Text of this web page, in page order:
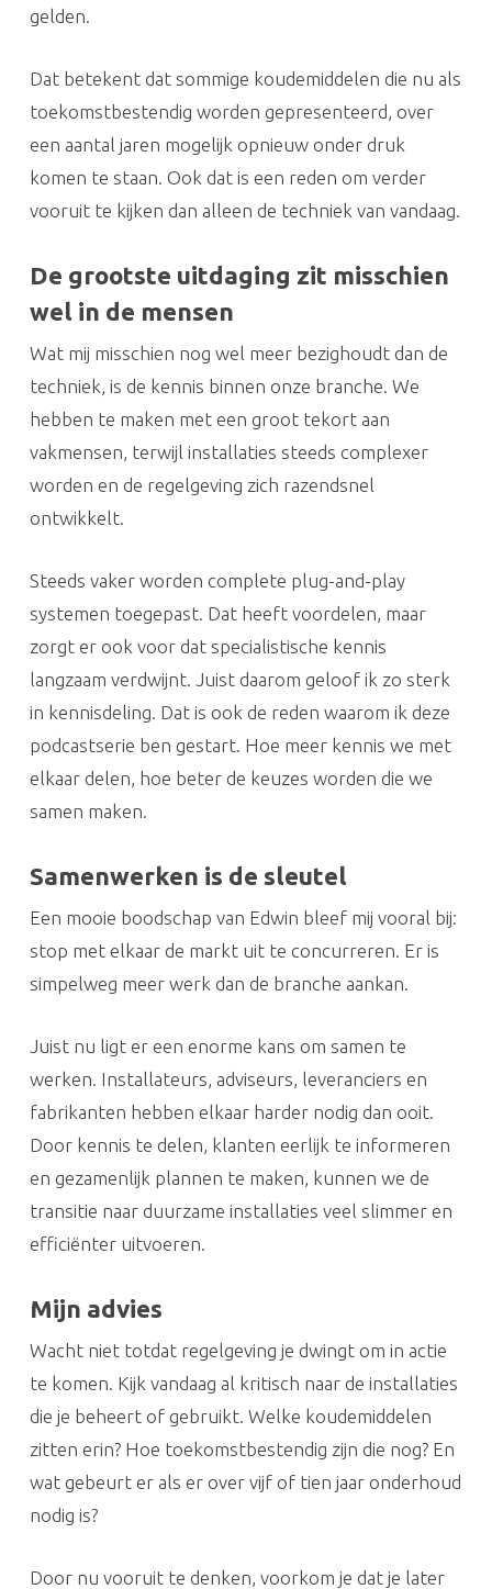
gelden.
Dat betekent dat sommige koudemiddelen die nu als
toekomstbestendig worden gepresenteerd, over
een aantal jaren mogelijk opnieuw onder druk
komen te staan. Ook dat is een reden om verder
vooruit te kijken dan alleen de techniek van vandaag.
De grootste uitdaging zit misschien
wel in de mensen
Wat mij misschien nog wel meer bezighoudt dan de
techniek, is de kennis binnen onze branche. We
hebben te maken met een groot tekort aan
vakmensen, terwijl installaties steeds complexer
worden en de regelgeving zich razendsnel
ontwikkelt.
Steeds vaker worden complete plug-and-play
systemen toegepast. Dat heeft voordelen, maar
zorgt er ook voor dat specialistische kennis
langzaam verdwijnt. Juist daarom geloof ik zo sterk
in kennisdeling. Dat is ook de reden waarom ik deze
podcastserie ben gestart. Hoe meer kennis we met
elkaar delen, hoe beter de keuzes worden die we
samen maken.
Samenwerken is de sleutel
Een mooie boodschap van Edwin bleef mij vooral bij:
stop met elkaar de markt uit te concurreren. Er is
simpelweg meer werk dan de branche aankan.
Juist nu ligt er een enorme kans om samen te
werken. Installateurs, adviseurs, leveranciers en
fabrikanten hebben elkaar harder nodig dan ooit.
Door kennis te delen, klanten eerlijk te informeren
en gezamenlijk plannen te maken, kunnen we de
transitie naar duurzame installaties veel slimmer en
efficiënter uitvoeren.
Mijn advies
Wacht niet totdat regelgeving je dwingt om in actie
te komen. Kijk vandaag al kritisch naar de installaties
die je beheert of gebruikt. Welke koudemiddelen
zitten erin? Hoe toekomstbestendig zijn die nog? En
wat gebeurt er als er over vijf of tien jaar onderhoud
nodig is?
Door nu vooruit te denken, voorkom je dat je later